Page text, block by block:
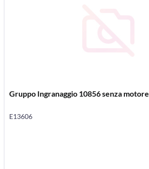
Gruppo Ingranaggio 10856 senza motore
E13606